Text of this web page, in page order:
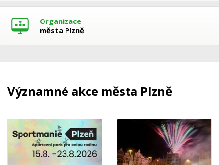
Organizace
města Plzně
Významné akce města Plzně